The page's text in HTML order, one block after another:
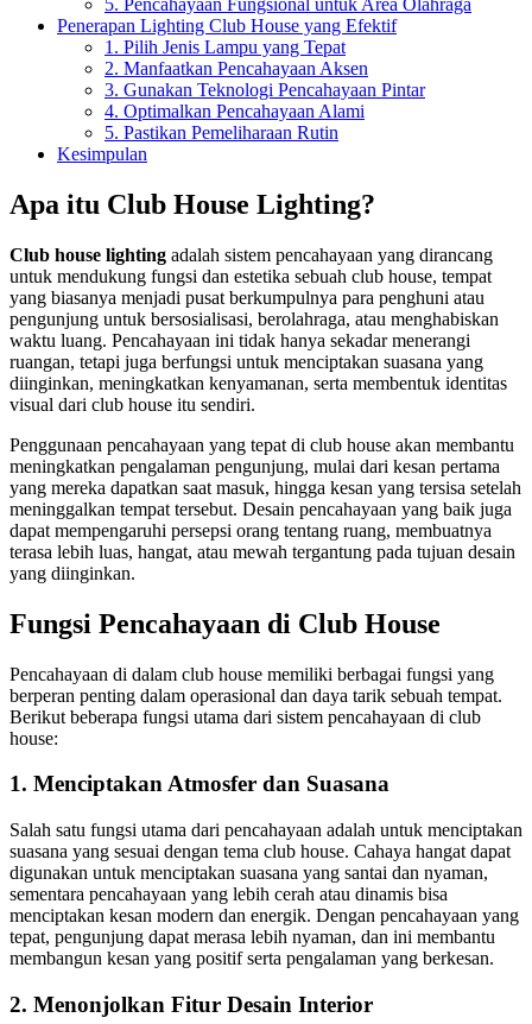
5. Pencahayaan Fungsional untuk Area Olahraga
Penerapan Lighting Club House yang Efektif
1. Pilih Jenis Lampu yang Tepat
2. Manfaatkan Pencahayaan Aksen
3. Gunakan Teknologi Pencahayaan Pintar
4. Optimalkan Pencahayaan Alami
5. Pastikan Pemeliharaan Rutin
Kesimpulan
Apa itu Club House Lighting?
Club house lighting adalah sistem pencahayaan yang dirancang
untuk mendukung fungsi dan estetika sebuah club house, tempat
yang biasanya menjadi pusat berkumpulnya para penghuni atau
pengunjung untuk bersosialisasi, berolahraga, atau menghabiskan
waktu luang. Pencahayaan ini tidak hanya sekadar menerangi
ruangan, tetapi juga berfungsi untuk menciptakan suasana yang
diinginkan, meningkatkan kenyamanan, serta membentuk identitas
visual dari club house itu sendiri.
Penggunaan pencahayaan yang tepat di club house akan membantu
meningkatkan pengalaman pengunjung, mulai dari kesan pertama
yang mereka dapatkan saat masuk, hingga kesan yang tersisa setelah
meninggalkan tempat tersebut. Desain pencahayaan yang baik juga
dapat mempengaruhi persepsi orang tentang ruang, membuatnya
terasa lebih luas, hangat, atau mewah tergantung pada tujuan desain
yang diinginkan.
Fungsi Pencahayaan di Club House
Pencahayaan di dalam club house memiliki berbagai fungsi yang
berperan penting dalam operasional dan daya tarik sebuah tempat.
Berikut beberapa fungsi utama dari sistem pencahayaan di club
house:
1. Menciptakan Atmosfer dan Suasana
Salah satu fungsi utama dari pencahayaan adalah untuk menciptakan
suasana yang sesuai dengan tema club house. Cahaya hangat dapat
digunakan untuk menciptakan suasana yang santai dan nyaman,
sementara pencahayaan yang lebih cerah atau dinamis bisa
menciptakan kesan modern dan energik. Dengan pencahayaan yang
tepat, pengunjung dapat merasa lebih nyaman, dan ini membantu
membangun kesan yang positif serta pengalaman yang berkesan.
2. Menonjolkan Fitur Desain Interior